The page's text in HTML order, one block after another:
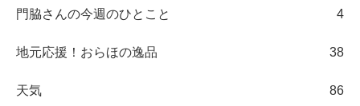
門脇さんの今週のひとこと 4
地元応援！おらほの逸品 38
天気 86